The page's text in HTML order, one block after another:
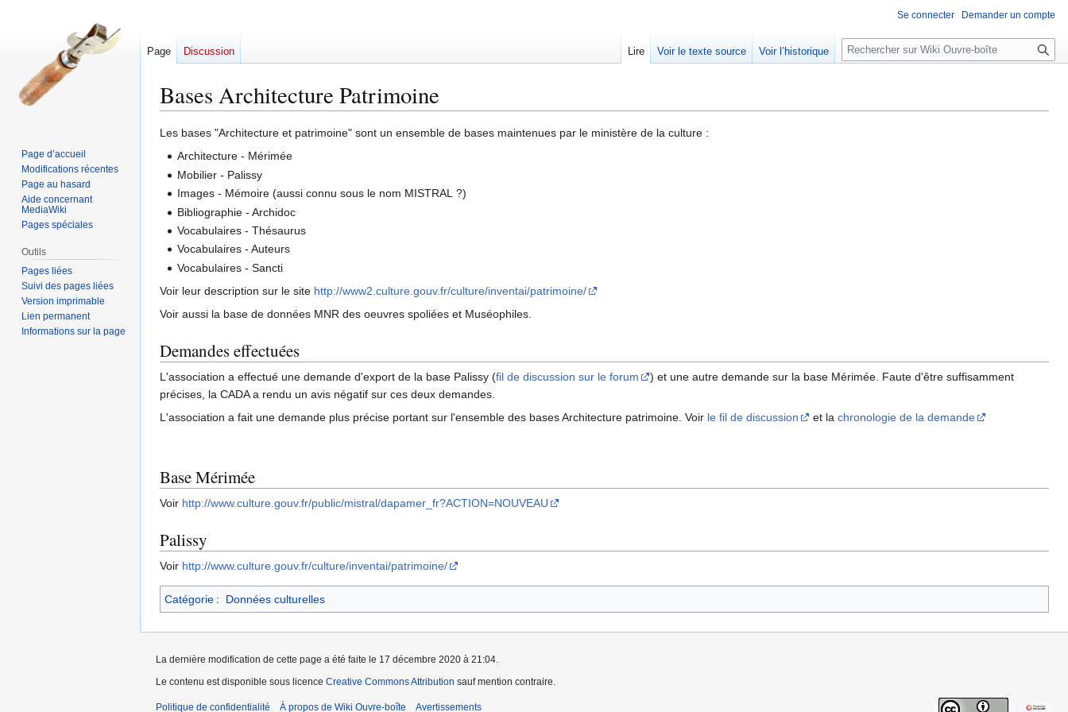
Bases Architecture Patrimoine
Aller
Aller
Les bases "Architecture et patrimoine" sont un ensemble de bases maintenues par le ministère de la culture :
Architecture - Mérimée
Mobilier - Palissy
Images - Mémoire (aussi connu sous le nom MISTRAL ?)
Bibliographie - Archidoc
Vocabulaires - Thésaurus
Vocabulaires - Auteurs
Vocabulaires - Sancti
Voir leur description sur le site http://www2.culture.gouv.fr/culture/inventai/patrimoine/
Voir aussi la base de données MNR des oeuvres spoliées et Muséophiles.
Demandes effectuées
L'association a effectué une demande d'export de la base Palissy (fil de discussion sur le forum
) et une autre demande sur la base Mérimée. Faute d'être suffisamment
précises, la CADA a rendu un avis négatif sur ces deux demandes.
L'association a fait une demande plus précise portant sur l'ensemble des bases Architecture patrimoine. Voir le fil de discussion et la chronologie de la demande
Base Mérimée
Voir http://www.culture.gouv.fr/public/mistral/dapamer_fr?ACTION=NOUVEAU
Palissy
Voir http://www.culture.gouv.fr/culture/inventai/patrimoine/
Catégorie : Données culturelles
Se connecter Demander un compte
Page Discussion Lire Voir le texte source Voir l’historique
R
e
e
Page d’accueil
Modifications récentes
Page au hasard
Aide concernant
MediaWiki
Pages spéciales
Outils
Pages liées
Suivi des pages liées
Version imprimable
Lien permanent
Informations sur la page
La dernière modification de cette page a été faite le 17 décembre 2020 à 21:04.
Le contenu est disponible sous licence Creative Commons Attribution sauf mention contraire.
Politique de confidentialité À propos de Wiki Ouvre-boîte Avertissements